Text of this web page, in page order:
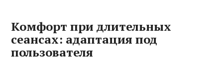
Комфорт при длительных
сеансах: адаптация под
пользователя